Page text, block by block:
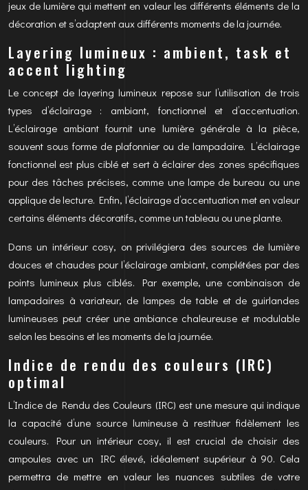
jeux de lumière qui mettent en valeur les différents éléments de la
décoration et s’adaptent aux différents moments de la journée.
Layering lumineux : ambient, task et
accent lighting
Le concept de layering lumineux repose sur l’utilisation de trois
types d’éclairage : ambiant, fonctionnel et d’accentuation.
L’éclairage ambiant fournit une lumière générale à la pièce,
souvent sous forme de plafonnier ou de lampadaire. L’éclairage
fonctionnel est plus ciblé et sert à éclairer des zones spécifiques
pour des tâches précises, comme une lampe de bureau ou une
applique de lecture. Enfin, l’éclairage d’accentuation met en valeur
certains éléments décoratifs, comme un tableau ou une plante.
Dans un intérieur cosy, on privilégiera des sources de lumière
douces et chaudes pour l’éclairage ambiant, complétées par des
points lumineux plus ciblés. Par exemple, une combinaison de
lampadaires à variateur, de lampes de table et de guirlandes
lumineuses peut créer une ambiance chaleureuse et modulable
selon les besoins et les moments de la journée.
Indice de rendu des couleurs (IRC)
optimal
L’Indice de Rendu des Couleurs (IRC) est une mesure qui indique
la capacité d’une source lumineuse à restituer fidèlement les
couleurs. Pour un intérieur cosy, il est crucial de choisir des
ampoules avec un IRC élevé, idéalement supérieur à 90. Cela
permettra de mettre en valeur les nuances subtiles de votre